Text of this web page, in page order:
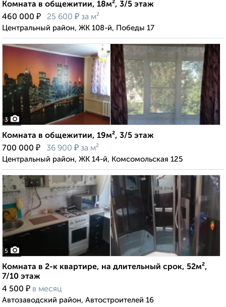
Комната в общежитии, 18м², 3/5 этаж
460 000 ₽ 25 600 ₽ за м²
Центральный район, ЖК 108-й, Победы 17
3
Комната в общежитии, 19м², 3/5 этаж
700 000 ₽ 36 900 ₽ за м²
Центральный район, ЖК 14-й, Комсомольская 125
5
Комната в 2-к квартире, на длительный срок, 52м²,
7/10 этаж
4 500 ₽ в месяц
Автозаводский район, Автостроителей 16